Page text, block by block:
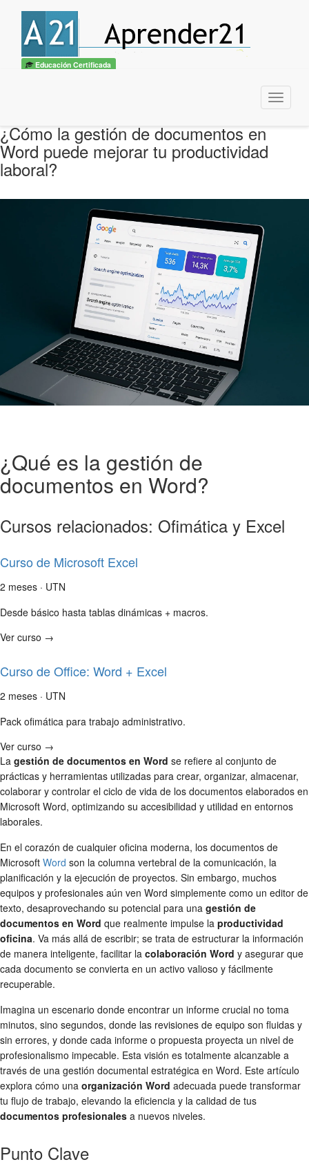
Educación Certificada
Menu
¿Cómo la gestión de documentos en
Word puede mejorar tu productividad
laboral?
¿Qué es la gestión de
documentos en Word?
Cursos relacionados: Ofimática y Excel
Curso de Microsoft Excel
2 meses · UTN
Desde básico hasta tablas dinámicas + macros.
Ver curso →
Curso de Office: Word + Excel
2 meses · UTN
Pack ofimática para trabajo administrativo.
Ver curso →
La gestión de documentos en Word se refiere al conjunto de
prácticas y herramientas utilizadas para crear, organizar, almacenar,
colaborar y controlar el ciclo de vida de los documentos elaborados en
Microsoft Word, optimizando su accesibilidad y utilidad en entornos
laborales.
En el corazón de cualquier oficina moderna, los documentos de
Microsoft Word son la columna vertebral de la comunicación, la
planificación y la ejecución de proyectos. Sin embargo, muchos
equipos y profesionales aún ven Word simplemente como un editor de
texto, desaprovechando su potencial para una gestión de
documentos en Word que realmente impulse la productividad
oficina. Va más allá de escribir; se trata de estructurar la información
de manera inteligente, facilitar la colaboración Word y asegurar que
cada documento se convierta en un activo valioso y fácilmente
recuperable.
Imagina un escenario donde encontrar un informe crucial no toma
minutos, sino segundos, donde las revisiones de equipo son fluidas y
sin errores, y donde cada informe o propuesta proyecta un nivel de
profesionalismo impecable. Esta visión es totalmente alcanzable a
través de una gestión documental estratégica en Word. Este artículo
explora cómo una organización Word adecuada puede transformar
tu flujo de trabajo, elevando la eficiencia y la calidad de tus
documentos profesionales a nuevos niveles.
Punto Clave